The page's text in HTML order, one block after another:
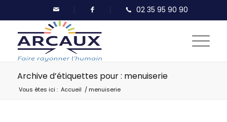
Archive d’étiquettes pour : menuiserie
Vous êtes ici : Accueil / menuiserie